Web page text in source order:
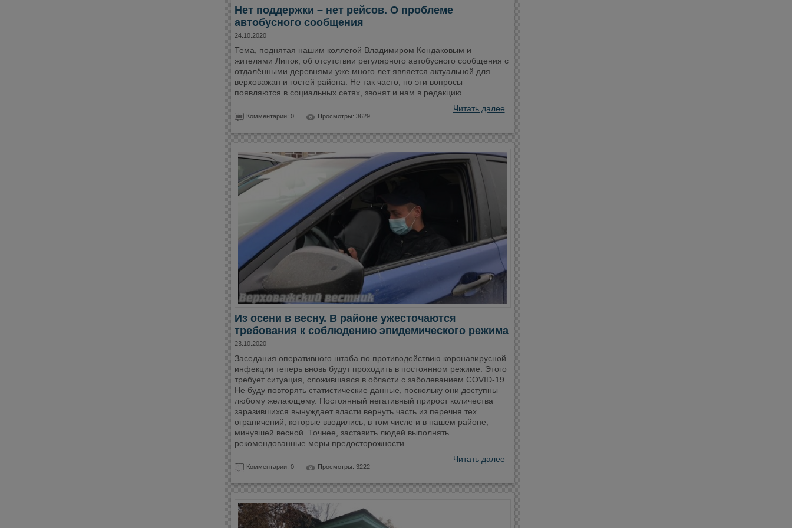
Нет поддержки – нет рейсов. О проблеме
автобусного сообщения
24.10.2020
Тема, поднятая нашим коллегой Владимиром Кондаковым и
жителями Липок, об отсутствии регулярного автобусного сообщения с
отдалёнными деревнями уже много лет является актуальной для
верховажан и гостей района. Не так часто, но эти вопросы
появляются в социальных сетях, звонят и нам в редакцию.
Читать далее
Комментарии: 0 Просмотры: 3629
Из осени в весну. В районе ужесточаются
требования к соблюдению эпидемического режима
23.10.2020
Заседания оперативного штаба по противодействию коронавирусной
инфекции теперь вновь будут проходить в постоянном режиме. Этого
требует ситуация, сложившаяся в области с заболеванием COVID-19.
Не буду повторять статистические данные, поскольку они доступны
любому желающему. Постоянный негативный прирост количества
заразившихся вынуждает власти вернуть часть из перечня тех
ограничений, которые вводились, в том числе и в нашем районе,
минувшей весной. Точнее, заставить людей выполнять
рекомендованные меры предосторожности.
Читать далее
Комментарии: 0 Просмотры: 3222